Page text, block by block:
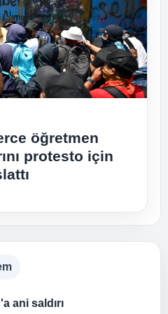
öğretmen
protesto için
ani saldırı